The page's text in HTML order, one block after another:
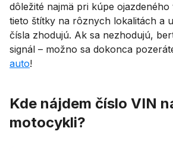
dôležité najmä pri kúpe ojazdeného
tieto štítky na rôznych lokalitách a
čísla zhodujú. Ak sa nezhodujú,
signál – možno sa dokonca
auto!
Kde nájdem číslo VIN
motocykli?